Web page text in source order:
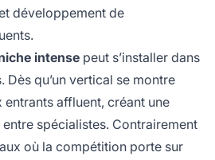
développement de
intense peut s’installer dans
qu’un vertical se montre
affluent, créant une
spécialistes. Contrairement
où la compétition porte sur